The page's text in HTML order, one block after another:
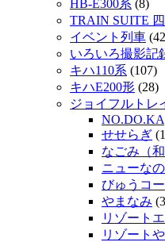
HB-E300系 (8)
TRAIN SUITE
イベント列車
いろいろ撮影記
キハ110系 (107)
キハE200形 (28)
ジョイフルトレ
NO.DO.KA
せせらぎ
なごみ（和
ニューな
びゅうコ
やまなみ
リゾート
リゾート